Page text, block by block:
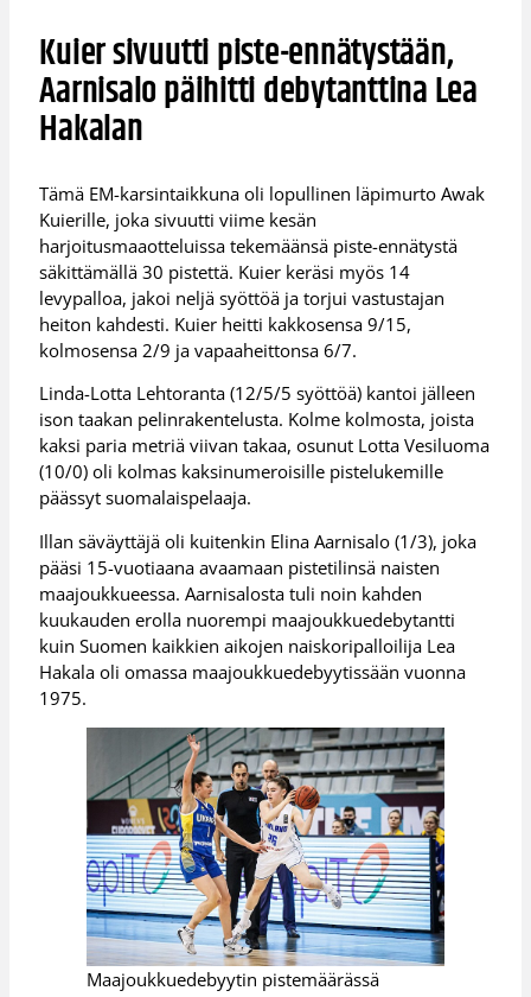
Kuier sivuutti piste-ennätystään,
Aarnisalo päihitti debytanttina Lea
Hakalan
Tämä EM-karsintaikkuna oli lopullinen läpimurto Awak
Kuierille, joka sivuutti viime kesän
harjoitusmaaotteluissa tekemäänsä piste-ennätystä
säkittämällä 30 pistettä. Kuier keräsi myös 14
levypalloa, jakoi neljä syöttöä ja torjui vastustajan
heiton kahdesti. Kuier heitti kakkosensa 9/15,
kolmosensa 2/9 ja vapaaheittonsa 6/7.
Linda-Lotta Lehtoranta (12/5/5 syöttöä) kantoi jälleen
ison taakan pelinrakentelusta. Kolme kolmosta, joista
kaksi paria metriä viivan takaa, osunut Lotta Vesiluoma
(10/0) oli kolmas kaksinumeroisille pistelukemille
päässyt suomalaispelaaja.
Illan säväyttäjä oli kuitenkin Elina Aarnisalo (1/3), joka
pääsi 15-vuotiaana avaamaan pistetilinsä naisten
maajoukkueessa. Aarnisalosta tuli noin kahden
kuukauden erolla nuorempi maajoukkuedebytantti
kuin Suomen kaikkien aikojen naiskoripalloilija Lea
Hakala oli omassa maajoukkuedebyytissään vuonna
1975.
Maajoukkuedebyytin pistemäärässä